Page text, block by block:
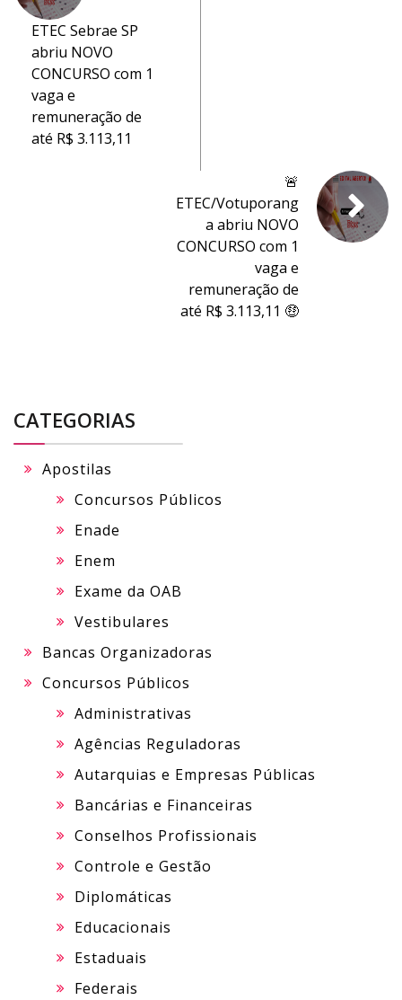
ETEC Sebrae SP
abriu NOVO
CONCURSO com 1
vaga e
remuneração de
até R$ 3.113,11
🚨
ETEC/Votuporang
a abriu NOVO
CONCURSO com 1
vaga e
remuneração de
até R$ 3.113,11 🤑
CATEGORIAS
Apostilas
Concursos Públicos
Enade
Enem
Exame da OAB
Vestibulares
Bancas Organizadoras
Concursos Públicos
Administrativas
Agências Reguladoras
Autarquias e Empresas Públicas
Bancárias e Financeiras
Conselhos Profissionais
Controle e Gestão
Diplomáticas
Educacionais
Estaduais
Federais